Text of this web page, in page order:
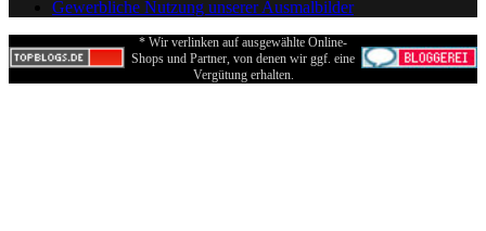
Gewerbliche Nutzung unserer Ausmalbilder
* Wir verlinken auf ausgewählte Online-
Shops und Partner, von denen wir ggf. eine
Vergütung erhalten.